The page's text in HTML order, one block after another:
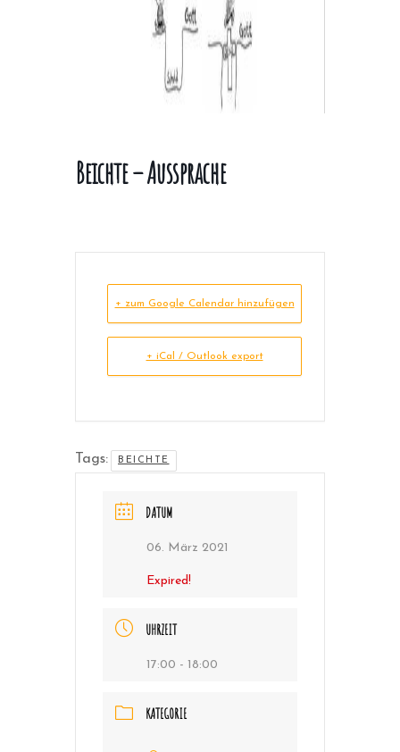
Beichte – Aussprache
+ zum Google Calendar hinzufügen
+ iCal / Outlook export
Tags: BEICHTE
DATUM
06. März 2021
Expired!
UHRZEIT
17:00 - 18:00
KATEGORIE